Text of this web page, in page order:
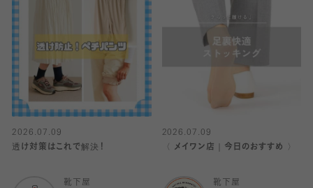
2026.07.09
透け対策はこれで解決！
靴下屋
2026.07.09
〈 メイワン店｜今日のおすすめ 〉
靴下屋